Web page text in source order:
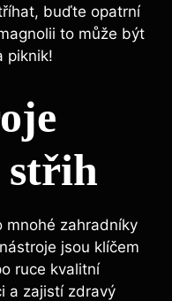
buďte⁢ opatrní
to může být
piknik!
střih
mnohé zahradníky
⁢jsou klíčem
ruce kvalitní
a zajistí zdravý